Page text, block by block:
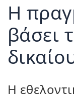
Η
βάσει
Η